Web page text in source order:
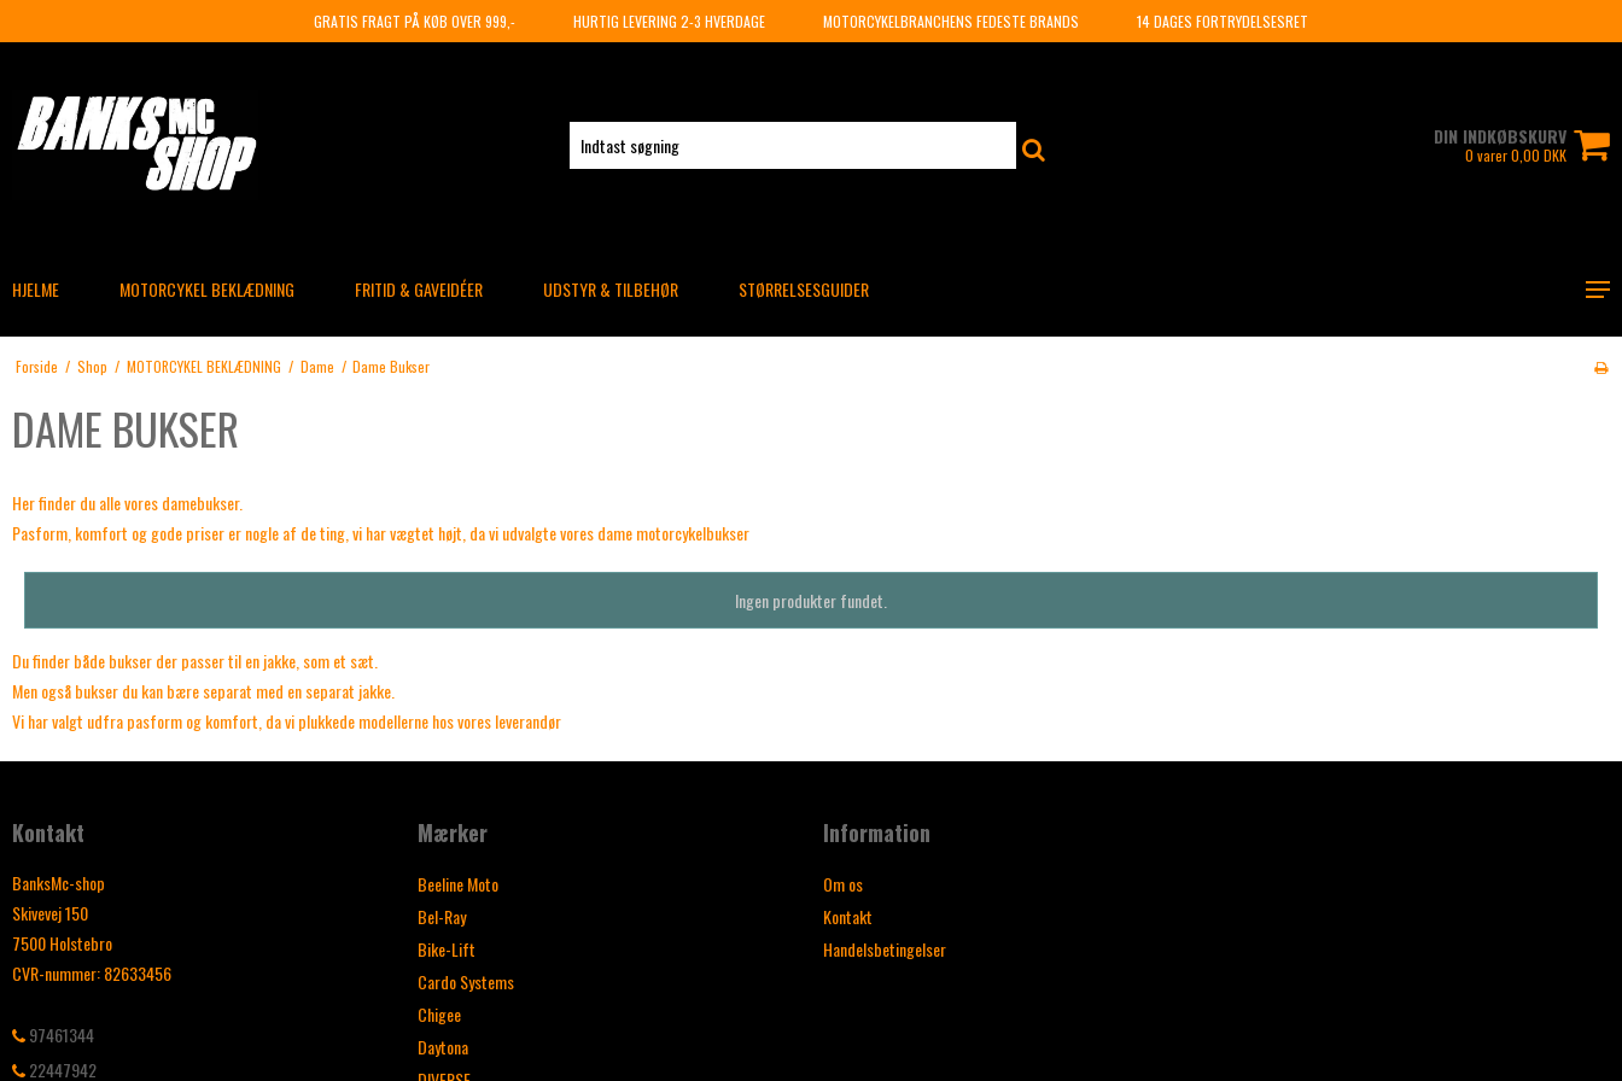
GRATIS FRAGT PÅ KØB OVER 999,- HURTIG LEVERING 2-3 HVERDAGE MOTORCYKELBRANCHENS FEDESTE BRANDS 14 DAGES FORTRYDELSESRET
DIN INDKØBSKURV
0 varer 0,00 DKK
HJELME MOTORCYKEL BEKLÆDNING FRITID & GAVEIDÉER UDSTYR & TILBEHØR STØRRELSESGUIDER
Forside / Shop / MOTORCYKEL BEKLÆDNING / Dame / Dame Bukser
DAME BUKSER
Her finder du alle vores damebukser.
Pasform, komfort og gode priser er nogle af de ting, vi har vægtet højt, da vi udvalgte vores dame motorcykelbukser
Ingen produkter fundet.
Du finder både bukser der passer til en jakke, som et sæt.
Men også bukser du kan bære separat med en separat jakke.
Vi har valgt udfra pasform og komfort, da vi plukkede modellerne hos vores leverandør
Kontakt
BanksMc-shop
Skivevej 150
7500 Holstebro
CVR-nummer:82633456
97461344
22447942
Mærker
Beeline Moto
Bel-Ray
Bike-Lift
Cardo Systems
Chigee
Daytona
Information
Om os
Kontakt
Handelsbetingelser